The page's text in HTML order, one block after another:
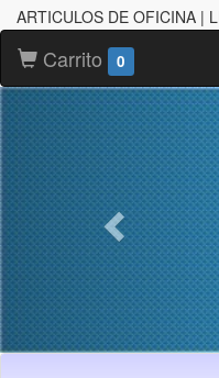
ARTICULOS DE OFICINA |
Carrito 0